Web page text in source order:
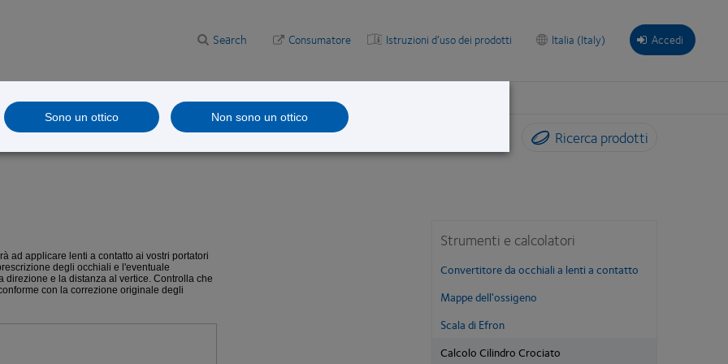
Accedi
Italia (Italy)
Istruzioni d’uso dei prodotti
Consumatore
Search
Studi clinici
Ricerca prodotti
Strumenti e calcolatori
Convertitore da occhiali a lenti a contatto
Mappe dell'ossigeno
Scala di Efron
Calcolo Cilindro Crociato
Sono un ottico Non sono un ottico